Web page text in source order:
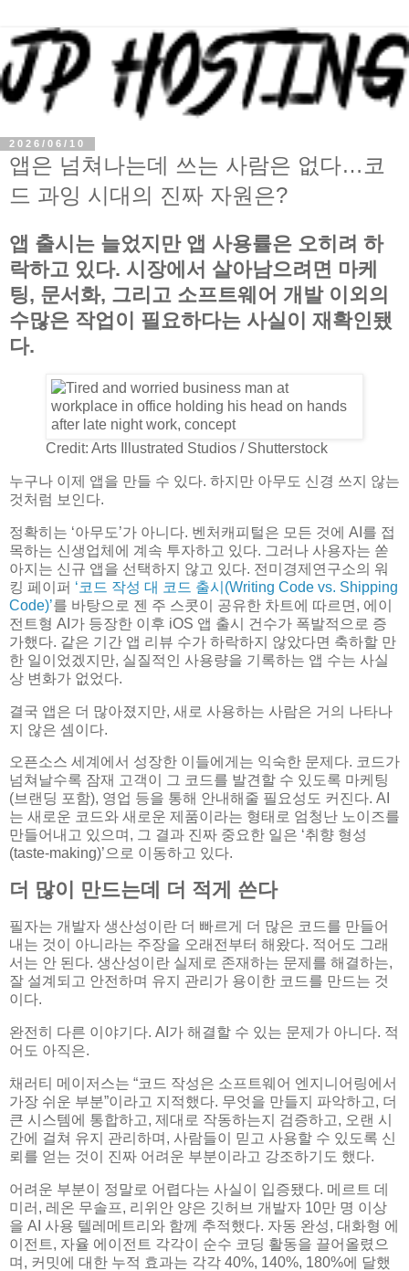
2026/06/10
앱은 넘쳐나는데 쓰는 사람은 없다…코
드 과잉 시대의 진짜 자원은?
앱 출시는 늘었지만 앱 사용률은 오히려 하
락하고 있다. 시장에서 살아남으려면 마케
팅, 문서화, 그리고 소프트웨어 개발 이외의
수많은 작업이 필요하다는 사실이 재확인됐
다.
Credit: Arts Illustrated Studios / Shutterstock
누구나 이제 앱을 만들 수 있다. 하지만 아무도 신경 쓰지 않는
것처럼 보인다.
정확히는 ‘아무도’가 아니다. 벤처캐피털은 모든 것에 AI를 접
목하는 신생업체에 계속 투자하고 있다. 그러나 사용자는 쏟
아지는 신규 앱을 선택하지 않고 있다. 전미경제연구소의 워
킹 페이퍼 ‘코드 작성 대 코드 출시(Writing Code vs. Shipping
Code)’를 바탕으로 젠 주 스콧이 공유한 차트에 따르면, 에이
전트형 AI가 등장한 이후 iOS 앱 출시 건수가 폭발적으로 증
가했다. 같은 기간 앱 리뷰 수가 하락하지 않았다면 축하할 만
한 일이었겠지만, 실질적인 사용량을 기록하는 앱 수는 사실
상 변화가 없었다.
결국 앱은 더 많아졌지만, 새로 사용하는 사람은 거의 나타나
지 않은 셈이다.
오픈소스 세계에서 성장한 이들에게는 익숙한 문제다. 코드가
넘쳐날수록 잠재 고객이 그 코드를 발견할 수 있도록 마케팅
(브랜딩 포함), 영업 등을 통해 안내해줄 필요성도 커진다. AI
는 새로운 코드와 새로운 제품이라는 형태로 엄청난 노이즈를
만들어내고 있으며, 그 결과 진짜 중요한 일은 ‘취향 형성
(taste-making)’으로 이동하고 있다.
더 많이 만드는데 더 적게 쓴다
필자는 개발자 생산성이란 더 빠르게 더 많은 코드를 만들어
내는 것이 아니라는 주장을 오래전부터 해왔다. 적어도 그래
서는 안 된다. 생산성이란 실제로 존재하는 문제를 해결하는,
잘 설계되고 안전하며 유지 관리가 용이한 코드를 만드는 것
이다.
완전히 다른 이야기다. AI가 해결할 수 있는 문제가 아니다. 적
어도 아직은.
채러티 메이저스는 “코드 작성은 소프트웨어 엔지니어링에서
가장 쉬운 부분”이라고 지적했다. 무엇을 만들지 파악하고, 더
큰 시스템에 통합하고, 제대로 작동하는지 검증하고, 오랜 시
간에 걸쳐 유지 관리하며, 사람들이 믿고 사용할 수 있도록 신
뢰를 얻는 것이 진짜 어려운 부분이라고 강조하기도 했다.
어려운 부분이 정말로 어렵다는 사실이 입증됐다. 메르트 데
미러, 레온 무솔프, 리위안 양은 깃허브 개발자 10만 명 이상
을 AI 사용 텔레메트리와 함께 추적했다. 자동 완성, 대화형 에
이전트, 자율 에이전트 각각이 순수 코딩 활동을 끌어올렸으
며, 커밋에 대한 누적 효과는 각각 40%, 140%, 180%에 달했